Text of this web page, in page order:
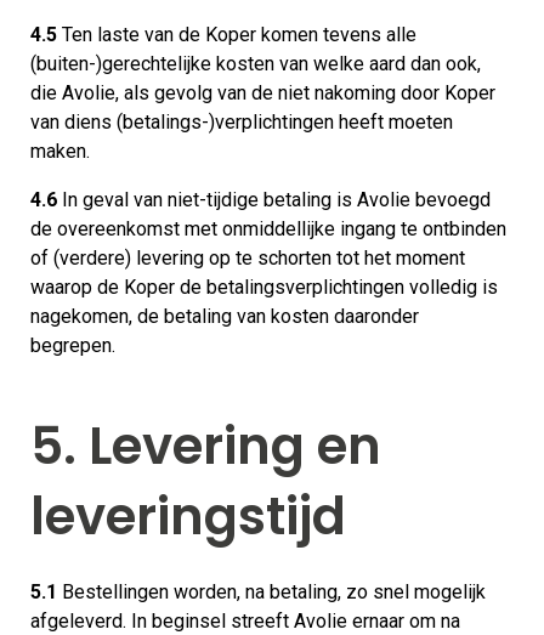
4.5 Ten laste van de Koper komen tevens alle
(buiten-)gerechtelijke kosten van welke aard dan ook,
die Avolie, als gevolg van de niet nakoming door Koper
van diens (betalings-)verplichtingen heeft moeten
maken.
4.6 In geval van niet-tijdige betaling is Avolie bevoegd
de overeenkomst met onmiddellijke ingang te ontbinden
of (verdere) levering op te schorten tot het moment
waarop de Koper de betalingsverplichtingen volledig is
nagekomen, de betaling van kosten daaronder
begrepen.
5. Levering en
leveringstijd
5.1 Bestellingen worden, na betaling, zo snel mogelijk
afgeleverd. In beginsel streeft Avolie ernaar om na